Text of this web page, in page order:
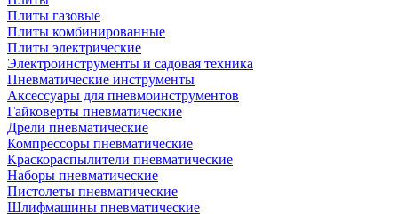
Плиты газовые
Плиты комбинированные
Плиты электрические
Электроинструменты и садовая техника
Пневматические инструменты
Аксессуары для пневмоинструментов
Гайковерты пневматические
Дрели пневматические
Компрессоры пневматические
Краскораспылители пневматические
Наборы пневматические
Пистолеты пневматические
Шлифмашины пневматические